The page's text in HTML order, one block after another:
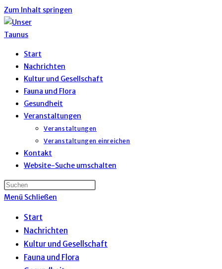
Zum Inhalt springen
Start
Nachrichten
Kultur und Gesellschaft
Fauna und Flora
Gesundheit
Veranstaltungen
Veranstaltungen
Veranstaltungen einreichen
Kontakt
Website-Suche umschalten
Menü Schließen
Start
Nachrichten
Kultur und Gesellschaft
Fauna und Flora